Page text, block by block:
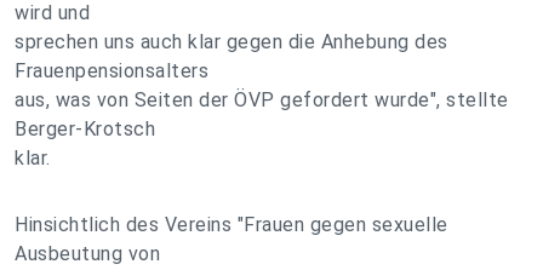
wird und
sprechen uns auch klar gegen die Anhebung des
Frauenpensionsalters
aus, was von Seiten der ÖVP gefordert wurde", stellte
Berger-Krotsch
klar.
Hinsichtlich des Vereins "Frauen gegen sexuelle
Ausbeutung von